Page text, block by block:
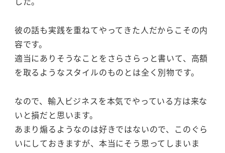
彼の話も実践を重ねてやってきた人だからこその内
容です。
適当にありそうなことをさらさらっと書いて、高額
を取るようなスタイルのものとは全く別物です。
なので、輸入ビジネスを本気でやっている方は来な
いと損だと思います。
あまり煽るようなのは好きではないので、このぐら
いにしておきますが、本当にそう思ってしまいま